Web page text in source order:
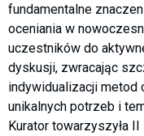
fundamentalne
oceniania w
uczestników do
dyskusji, zwracając
indywidualizacji metod
unikalnych potrzeb i
Kurator towarzyszyła